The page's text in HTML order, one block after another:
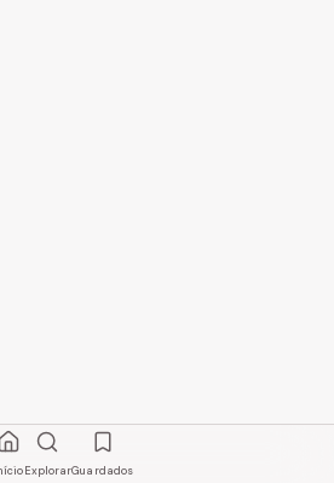
ExplorarGuardados